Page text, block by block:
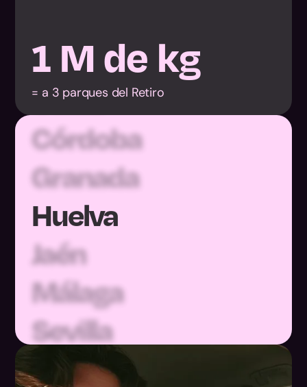
1M de kg
= a 3 parques del Retiro
Almería
Cádiz
Córdoba
Granada
Huelva
Jaén
Málaga
Sevilla
Huesca